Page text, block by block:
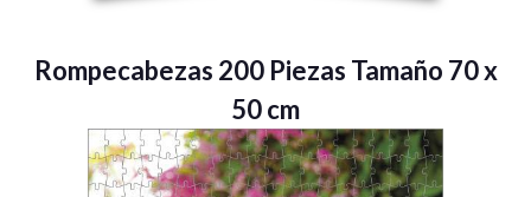
Rompecabezas 200 Piezas Tamaño 70 x
50 cm